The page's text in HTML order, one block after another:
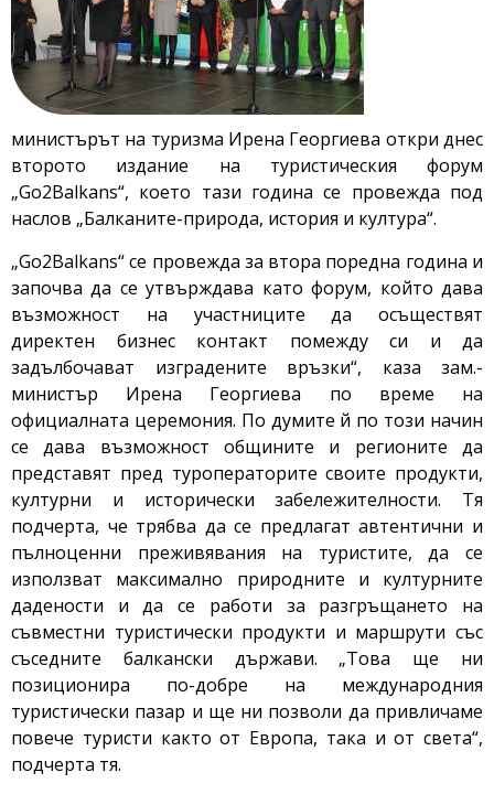
министърът на туризма Ирена Георгиева откри днес
второто издание на туристическия форум
„Go2Balkans“, което тази година се провежда под
наслов „Балканите-природа, история и култура“.
„Go2Balkans“ се провежда за втора поредна година и
започва да се утвърждава като форум, който дава
възможност на участниците да осъществят
директен бизнес контакт помежду си и да
задълбочават изградените връзки“, каза зам.-
министър Ирена Георгиева по време на
официалната церемония. По думите й по този начин
се дава възможност общините и регионите да
представят пред туроператорите своите продукти,
културни и исторически забележителности. Тя
подчерта, че трябва да се предлагат автентични и
пълноценни преживявания на туристите, да се
използват максимално природните и културните
дадености и да се работи за разгръщането на
съвместни туристически продукти и маршрути със
съседните балкански държави. „Това ще ни
позиционира по-добре на международния
туристически пазар и ще ни позволи да привличаме
повече туристи както от Европа, така и от света“,
подчерта тя.